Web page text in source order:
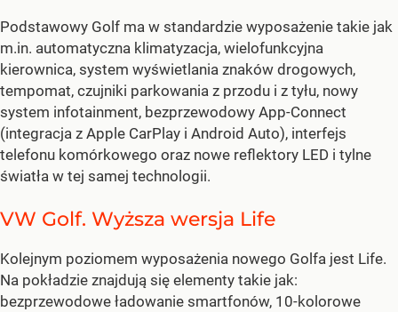
Podstawowy Golf ma w standardzie wyposażenie takie jak
m.in. automatyczna klimatyzacja, wielofunkcyjna
kierownica, system wyświetlania znaków drogowych,
tempomat, czujniki parkowania z przodu i z tyłu, nowy
system infotainment, bezprzewodowy App-Connect
(integracja z Apple CarPlay i Android Auto), interfejs
telefonu komórkowego oraz nowe reflektory LED i tylne
światła w tej samej technologii.
VW Golf. Wyższa wersja Life
Kolejnym poziomem wyposażenia nowego Golfa jest Life.
Na pokładzie znajdują się elementy takie jak:
bezprzewodowe ładowanie smartfonów, 10-kolorowe